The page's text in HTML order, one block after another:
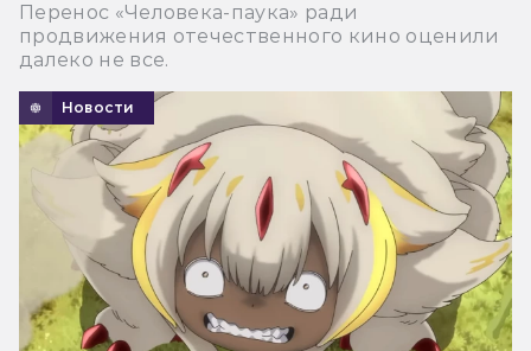
Перенос «Человека-паука» ради
продвижения отечественного кино оценили
далеко не все.
Новости